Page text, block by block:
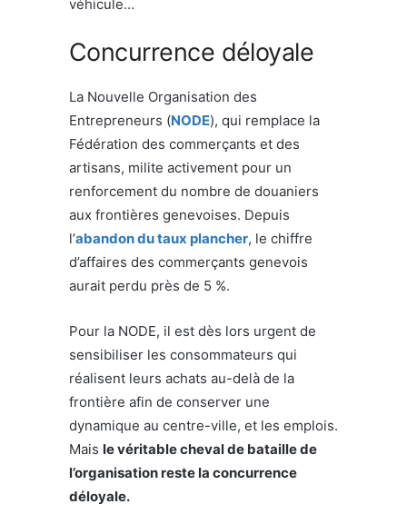
véhicule…
Concurrence déloyale
La Nouvelle Organisation des
Entrepreneurs (NODE), qui remplace la
Fédération des commerçants et des
artisans, milite activement pour un
renforcement du nombre de douaniers
aux frontières genevoises. Depuis
l’abandon du taux plancher, le chiffre
d’affaires des commerçants genevois
aurait perdu près de 5 %.
Pour la NODE, il est dès lors urgent de
sensibiliser les consommateurs qui
réalisent leurs achats au-delà de la
frontière afin de conserver une
dynamique au centre-ville, et les emplois.
Mais le véritable cheval de bataille de
l’organisation reste la concurrence
déloyale.